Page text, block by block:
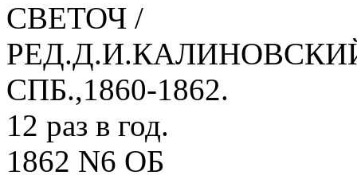
СВЕТОЧ /
СПБ.,1860-1862.
12 раз в год.
1862 N6 ОБ